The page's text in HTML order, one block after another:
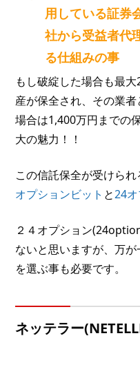
用している証券
社から受益者代
る仕組みの事
もし破綻した場合も最
産が保全され、その業
場合は1,400万円までの
大の魅力！！
この信託保全が受けら
オプションビット と24
２４オプション
ないと思いますが、万
を選ぶ事も必要です。
ネッテラー